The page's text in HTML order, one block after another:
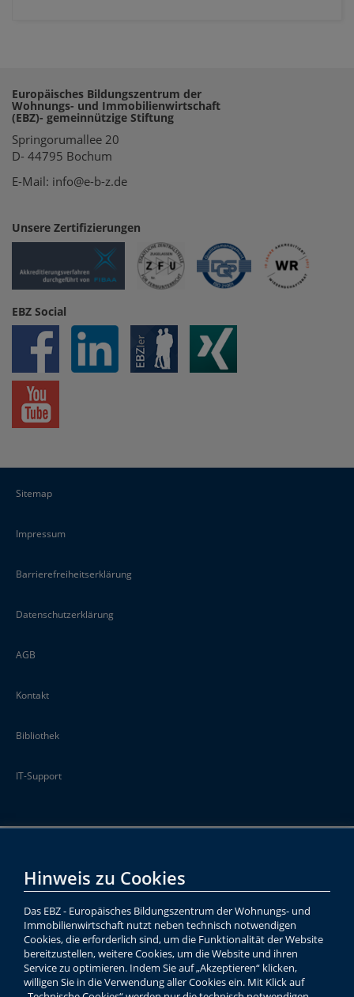
Europäisches Bildungszentrum der
Wohnungs- und Immobilienwirtschaft
(EBZ)- gemeinnützige Stiftung
Springorumallee 20
D- 44795 Bochum
E-Mail: info@e-b-z.de
Unsere Zertifizierungen
EBZ Social
Sitemap
Impressum
Barrierefreiheitserklärung
Datenschutzerklärung
AGB
Kontakt
Bibliothek
IT-Support
Hinweis zu Cookies
Das EBZ - Europäisches Bildungszentrum der Wohnungs- und
Immobilienwirtschaft nutzt neben technisch notwendigen
Cookies, die erforderlich sind, um die Funktionalität der Website
bereitzustellen, weitere Cookies, um die Website und ihren
Service zu optimieren. Indem Sie auf „Akzeptieren“ klicken,
willigen Sie in die Verwendung aller Cookies ein. Mit Klick auf